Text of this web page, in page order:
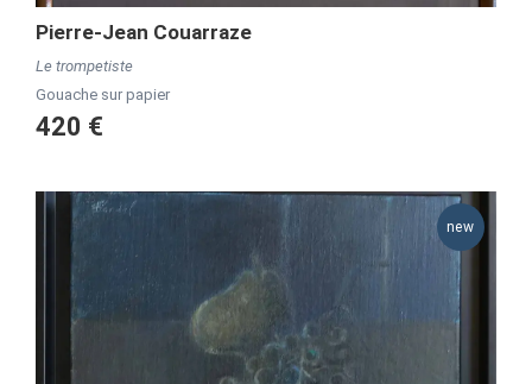
Pierre-Jean Couarraze
Le trompetiste
Gouache sur papier
420 €